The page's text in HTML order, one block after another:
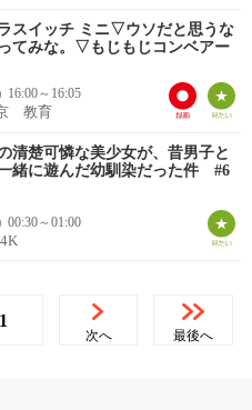
スイッチ ミニ▽ウソだと思うな
てみな。▽もじもじコンベアー
16:00～16:05
教育
清楚可憐な美少女が、昔男子と
緒に遊んだ幼馴染だった件 #6
00:30～01:00
1
次へ 最後へ